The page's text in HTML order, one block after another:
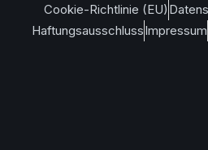
Cookie-Richtlinie (EU)
HaftungsausschlussImpressum